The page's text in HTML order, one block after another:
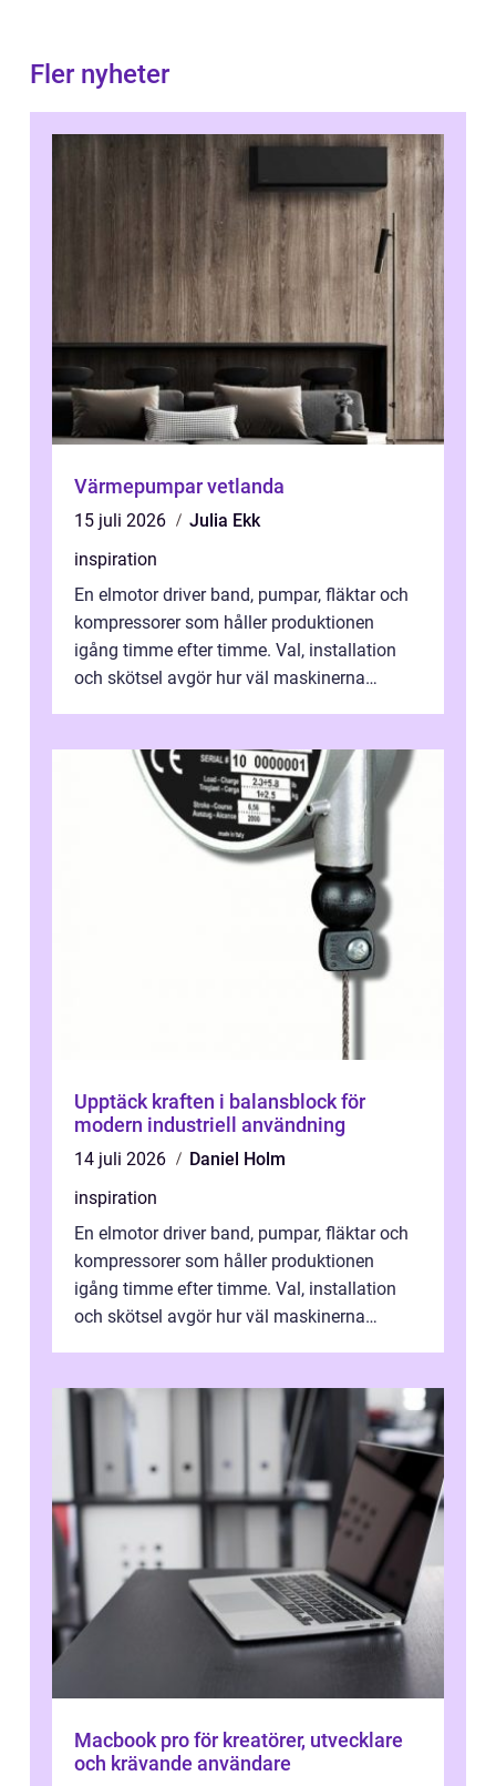
Fler nyheter
Värmepumpar vetlanda
15 juli 2026
Julia Ekk
inspiration
En elmotor driver band, pumpar, fläktar och
kompressorer som håller produktionen
igång timme efter timme. Val, installation
och skötsel avgör hur väl maskinerna
Upptäck kraften i balansblock för
modern industriell användning
14 juli 2026
Daniel Holm
inspiration
En elmotor driver band, pumpar, fläktar och
kompressorer som håller produktionen
igång timme efter timme. Val, installation
och skötsel avgör hur väl maskinerna
Macbook pro för kreatörer, utvecklare
och krävande användare